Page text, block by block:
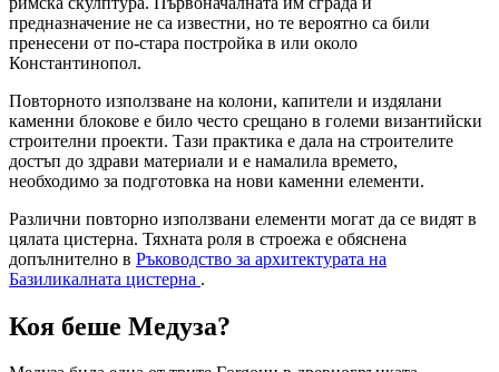
предназначение не са известни, но те вероятно са били
пренесени от по-стара постройка в или около
Константинопол.
Повторното използване на колони, капители и издялани
каменни блокове е било често срещано в големи византийски
строителни проекти. Тази практика е дала на строителите
достъп до здрави материали и е намалила времето,
необходимо за подготовка на нови каменни елементи.
Различни повторно използвани елементи могат да се видят в
цялата цистерна. Тяхната роля в строежа е обяснена
допълнително в Ръководство за архитектурата на
Базиликалната цистерна .
Коя беше Медуза?